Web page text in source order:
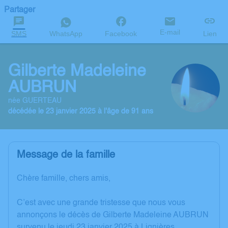
Partager
SMS WhatsApp Facebook E-mail Lien
Gilberte Madeleine
AUBRUN
née GUERTEAU
décédée le 23 janvier 2025 à l'âge de 91 ans
Message de la famille
Chère famille, chers amis,
C’est avec une grande tristesse que nous vous
annonçons le décès de Gilberte Madeleine AUBRUN